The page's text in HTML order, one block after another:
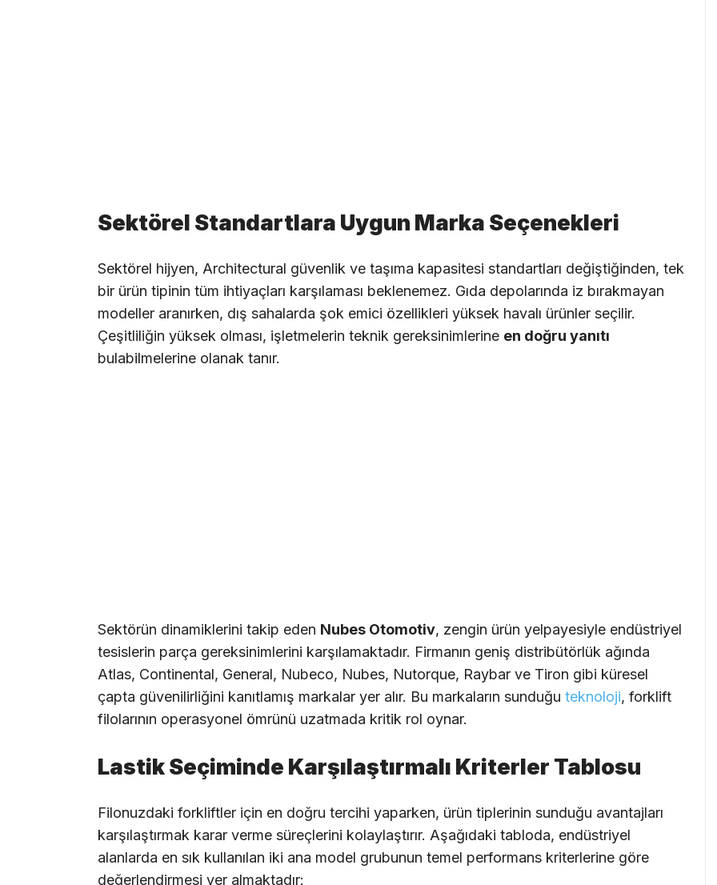
Sektörel Standartlara Uygun Marka Seçenekleri
Sektörel hijyen, Architectural güvenlik ve taşıma kapasitesi standartları değiştiğinden, tek
bir ürün tipinin tüm ihtiyaçları karşılaması beklenemez. Gıda depolarında iz bırakmayan
modeller aranırken, dış sahalarda şok emici özellikleri yüksek havalı ürünler seçilir.
Çeşitliliğin yüksek olması, işletmelerin teknik gereksinimlerine en doğru yanıtı
bulabilmelerine olanak tanır.
Sektörün dinamiklerini takip eden Nubes Otomotiv, zengin ürün yelpayesiyle endüstriyel
tesislerin parça gereksinimlerini karşılamaktadır. Firmanın geniş distribütörlük ağında
Atlas, Continental, General, Nubeco, Nubes, Nutorque, Raybar ve Tiron gibi küresel
çapta güvenilirliğini kanıtlamış markalar yer alır. Bu markaların sunduğu teknoloji, forklift
filolarının operasyonel ömrünü uzatmada kritik rol oynar.
Lastik Seçiminde Karşılaştırmalı Kriterler Tablosu
Filonuzdaki forkliftler için en doğru tercihi yaparken, ürün tiplerinin sunduğu avantajları
karşılaştırmak karar verme süreçlerini kolaylaştırır. Aşağıdaki tabloda, endüstriyel
alanlarda en sık kullanılan iki ana model grubunun temel performans kriterlerine göre
değerlendirmesi yer almaktadır: